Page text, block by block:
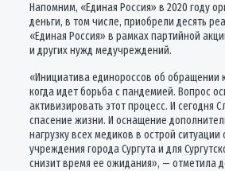
Напомним, «Единая Россия» в 2020 году
деньги, в том числе, приобрели десять
«Единая Россия» в рамках партийной
и других нужд медучреждений.
«Инициатива единороссов об обращении
когда идет борьба с пандемией. Вопрос
активизировать этот процесс. И
спасение жизни. И оснащение
нагрузку всех медиков в острой
учреждения города Сургута и для
снизит время ее ожидания», — отметила